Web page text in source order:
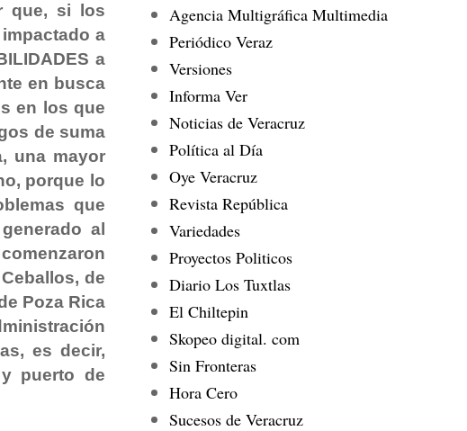
que, si los
a
a
en busca
en los que
de suma
una mayor
porque lo
que
al
de
Poza Rica
es decir,
puerto de
Agencia Multigráfica Multimedia
Periódico Veraz
Versiones
Informa Ver
Noticias de Veracruz
Política al Día
Oye Veracruz
Revista República
Variedades
Proyectos Politicos
Diario Los Tuxtlas
El Chiltepin
Skopeo digital. com
Sin Fronteras
Hora Cero
Sucesos de Veracruz